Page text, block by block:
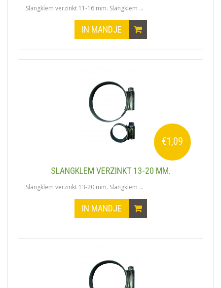
Slangklem verzinkt 11-16 mm. Slangklem ...
IN MANDJE
€1,09
SLANGKLEM VERZINKT 13-20 MM.
Slangklem verzinkt 13-20 mm. Slangklem ...
IN MANDJE